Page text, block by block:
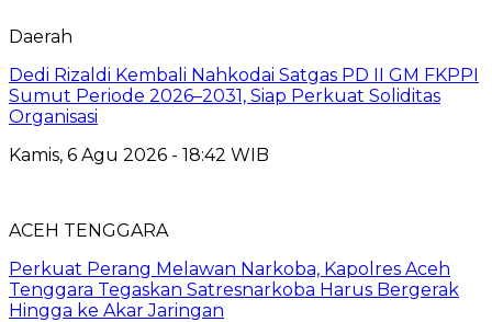
Daerah
Dedi Rizaldi Kembali Nahkodai Satgas PD II GM FKPPI
Sumut Periode 2026–2031, Siap Perkuat Soliditas
Organisasi
Kamis, 6 Agu 2026 - 18:42 WIB
ACEH TENGGARA
Perkuat Perang Melawan Narkoba, Kapolres Aceh
Tenggara Tegaskan Satresnarkoba Harus Bergerak
Hingga ke Akar Jaringan